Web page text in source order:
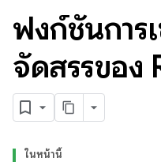
ฟังก์ชันการ
จัดสรรของ
ในหน้านี้